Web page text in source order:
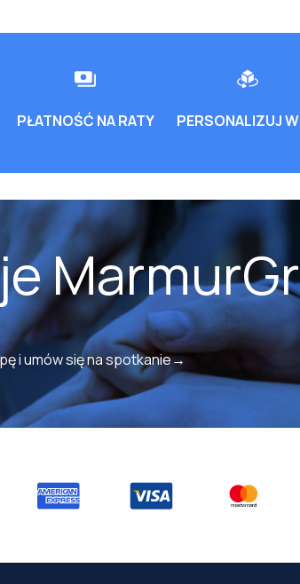
PŁATNOŚĆ NA RATY PERSONALIZUJ
i umów się na spotkanie→